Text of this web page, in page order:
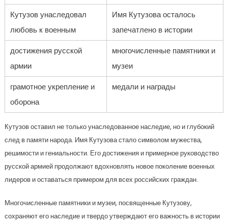
Кутузов унаследовал
любовь к военным
Имя Кутузова осталось
запечатлено в истории
достижения русской
армии
многочисленные памятники и
музеи
грамотное укрепление и
оборона
медали и награды
Кутузов оставил не только унаследованное наследие, но и глубокий
след в памяти народа. Имя Кутузова стало символом мужества,
решимости и гениальности. Его достижения и примерное руководство
русской армией продолжают вдохновлять новое поколение военных
лидеров и оставаться примером для всех российских граждан.
Многочисленные памятники и музеи, посвященные Кутузову,
сохраняют его наследие и твердо утверждают его важность в истории